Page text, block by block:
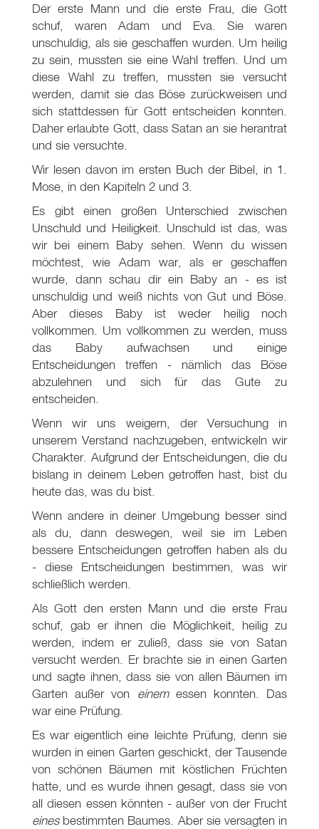
Der erste Mann und die erste Frau, die Gott
schuf, waren Adam und Eva. Sie waren
unschuldig, als sie geschaffen wurden. Um heilig
zu sein, mussten sie eine Wahl treffen. Und um
diese Wahl zu treffen, mussten sie versucht
werden, damit sie das Böse zurückweisen und
sich stattdessen für Gott entscheiden konnten.
Daher erlaubte Gott, dass Satan an sie herantrat
und sie versuchte.
Wir lesen davon im ersten Buch der Bibel, in 1.
Mose, in den Kapiteln 2 und 3.
Es gibt einen großen Unterschied zwischen
Unschuld und Heiligkeit. Unschuld ist das, was
wir bei einem Baby sehen. Wenn du wissen
möchtest, wie Adam war, als er geschaffen
wurde, dann schau dir ein Baby an - es ist
unschuldig und weiß nichts von Gut und Böse.
Aber dieses Baby ist weder heilig noch
vollkommen. Um vollkommen zu werden, muss
das Baby aufwachsen und einige
Entscheidungen treffen - nämlich das Böse
abzulehnen und sich für das Gute zu
entscheiden.
Wenn wir uns weigern, der Versuchung in
unserem Verstand nachzugeben, entwickeln wir
Charakter. Aufgrund der Entscheidungen, die du
bislang in deinem Leben getroffen hast, bist du
heute das, was du bist.
Wenn andere in deiner Umgebung besser sind
als du, dann deswegen, weil sie im Leben
bessere Entscheidungen getroffen haben als du
- diese Entscheidungen bestimmen, was wir
schließlich werden.
Als Gott den ersten Mann und die erste Frau
schuf, gab er ihnen die Möglichkeit, heilig zu
werden, indem er zuließ, dass sie von Satan
versucht werden. Er brachte sie in einen Garten
und sagte ihnen, dass sie von allen Bäumen im
Garten außer von einem essen konnten. Das
war eine Prüfung.
Es war eigentlich eine leichte Prüfung, denn sie
wurden in einen Garten geschickt, der Tausende
von schönen Bäumen mit köstlichen Früchten
hatte, und es wurde ihnen gesagt, dass sie von
all diesen essen könnten - außer von der Frucht
eines bestimmten Baumes. Aber sie versagten in